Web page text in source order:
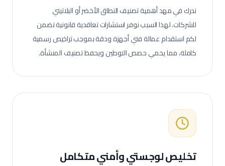
ندرك في مهد أهمية تصنيف النطاق الأخضر أو البلاتيني
للشركات. لهذا السبب نوفر استشارات تعاقدية قانونية تضمن
لكم استقدام عمالةفني أجهزة ودقةبموجب تراخيص رسمية
كاملة، مما يحمي حصص التوطين ويحفظ تصنيف المنشأة.
تخليص لوجستي وأمني متكامل